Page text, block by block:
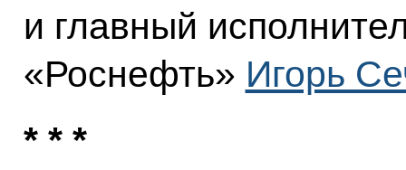
и главный
«Роснефть» Игорь
* * *